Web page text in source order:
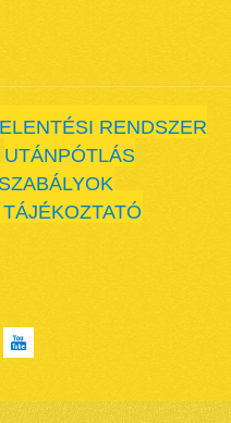
RENDSZER
UTÁNPÓTLÁS